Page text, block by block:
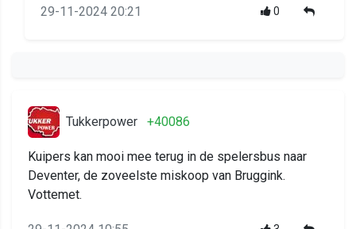
29-11-2024 20:21 0
Tukkerpower +40086
Kuipers kan mooi mee terug in de spelersbus naar
Deventer, de zoveelste miskoop van Bruggink.
Vottemet.